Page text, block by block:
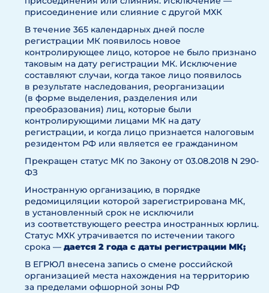
присоединение или слияние с другой МХК
В течение 365 календарных дней после
регистрации МК появилось новое
контролирующее лицо, которое не было признано
таковым на дату регистрации МК. Исключение
составляют случаи, когда такое лицо появилось
в результате наследования, реорганизации
(в форме выделения, разделения или
преобразования) лиц, которые были
контролирующими лицами МК на дату
регистрации, и когда лицо признается налоговым
резидентом РФ или является ее гражданином
Прекращен статус МК по Закону от 03.08.2018 N 290-
ФЗ
Иностранную организацию, в порядке
редомициляции которой зарегистрирована МК,
в установленный срок не исключили
из соответствующего реестра иностранных юрлиц.
Статус МХК утрачивается по истечении такого
срока — дается 2 года с даты регистрации МК;
В ЕГРЮЛ внесена запись о смене российской
организацией места нахождения на территорию
за пределами офшорной зоны РФ